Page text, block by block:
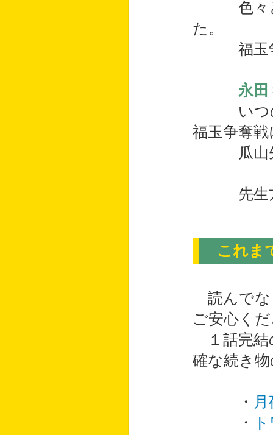
色々と
た。
福玉争
永田
いつの
福玉争奪
瓜山先
先生方
これま
読んでな
ご安心く
１話完結
確な続き
・
・